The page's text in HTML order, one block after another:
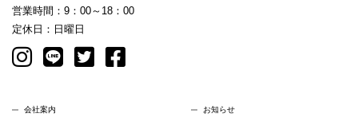
営業時間：9：00～18：00
定休日：日曜日
会社案内 お知らせ